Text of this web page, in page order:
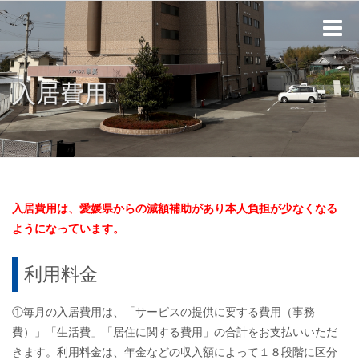
Toggle
入居費用
入居費用は、愛媛県からの減額補助があり本人負担が少なくなる
ようになっています。
利用料金
①毎月の入居費用は、「サービスの提供に要する費用（事務
費）」「生活費」「居住に関する費用」の合計をお支払いいただ
きます。利用料金は、年金などの収入額によって１８段階に区分